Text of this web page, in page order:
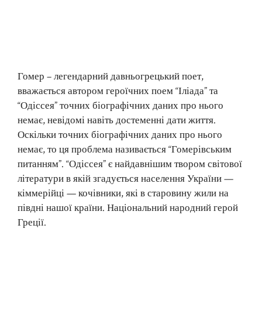
Гомер – легендарний давньогрецький поет,
вважається автором героїчних поем “Іліада” та
“Одіссея” точних біографічних даних про нього
немає, невідомі навіть достеменні дати життя.
Оскільки точних біографічних даних про нього
немає, то ця проблема називається “Гомерівським
питанням”. “Одіссея” є найдавнішим твором світової
літератури в якій згадується населення України —
кіммерійці — кочівники, які в старовину жили на
півдні нашої країни. Національний народний герой
Греції.